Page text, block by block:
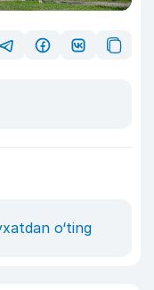
o‘ting